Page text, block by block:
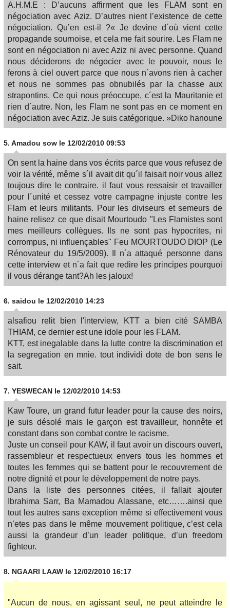
A.H.M.E : D’aucuns affirment que les FLAM sont en
négociation avec Aziz. D’autres nient l’existence de cette
négociation. Qu’en est-il ?« Je devine d´où vient cette
propagande sournoise, et cela me fait sourire. Les Flam ne
sont en négociation ni avec Aziz ni avec personne. Quand
nous déciderons de négocier avec le pouvoir, nous le
ferons à ciel ouvert parce que nous n´avons rien à cacher
et nous ne sommes pas obnubilés par la chasse aux
strapontins. Ce qui nous préoccupe, c´est la Mauritanie et
rien d´autre. Non, les Flam ne sont pas en ce moment en
négociation avec Aziz. Je suis catégorique. »Diko hanoune
5. Amadou sow le 12/02/2010 09:53
On sent la haine dans vos écrits parce que vous refusez de
voir la vérité, même s´il avait dit qu´il faisait noir vous allez
toujous dire le contraire. il faut vous ressaisir et travailler
pour l´unité et cessez votre campagne injuste contre les
Flam et leurs militants. Pour les diviseurs et semeurs de
haine relisez ce que disait Mourtoudo "Les Flamistes sont
mes meilleurs collègues. Ils ne sont pas hypocrites, ni
corrompus, ni influençables" Feu MOURTOUDO DIOP (Le
Rénovateur du 19/5/2009). Il n´a attaqué personne dans
cette interview et n´a fait que redire les principes pourquoi
il vous dérange tant?Ah les jaloux!
6. saidou le 12/02/2010 14:23
alsafiou relit bien l'interview, KTT a bien cité SAMBA
THIAM, ce dernier est une idole pour les FLAM.
KTT, est inegalable dans la lutte contre la discrimination et
la segregation en mnie. tout individi dote de bon sens le
sait.
7. YESWECAN le 12/02/2010 14:53
Kaw Toure, un grand futur leader pour la cause des noirs,
je suis désolé mais le garçon est travailleur, honnête et
constant dans son combat contre le racisme.
Juste un conseil pour KAW, il faut avoir un discours ouvert,
rassembleur et respectueux envers tous les hommes et
toutes les femmes qui se battent pour le recouvrement de
notre dignité et pour le développement de notre pays.
Dans la liste des personnes citées, il fallait ajouter
Ibrahima Sarr, Ba Mamadou Alassane, etc…….ainsi que
tout les autres sans exception même si effectivement vous
n’etes pas dans le même mouvement politique, c’est cela
aussi la grandeur d’un leader politique, d’un freedom
fighteur.
8. NGAARI LAAW le 12/02/2010 16:17
"Aucun de nous, en agissant seul, ne peut atteindre le